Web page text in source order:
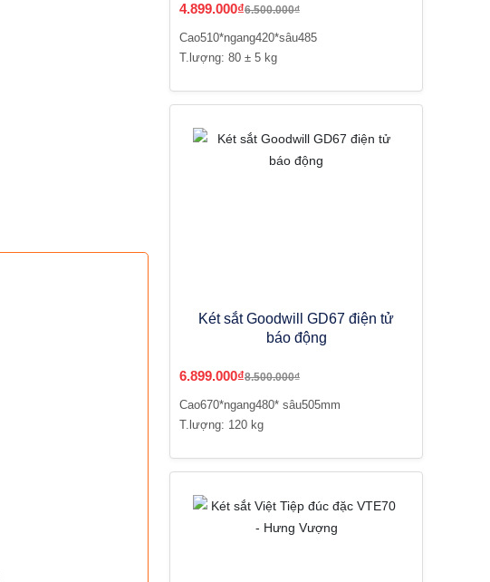
4.899.000₫6.500.000₫
Cao510*ngang420*sâu485
T.lượng: 80 ± 5 kg
Két sắt Goodwill GD67 điện tử
báo động
6.899.000₫8.500.000₫
Cao670*ngang480* sâu505mm
T.lượng: 120 kg